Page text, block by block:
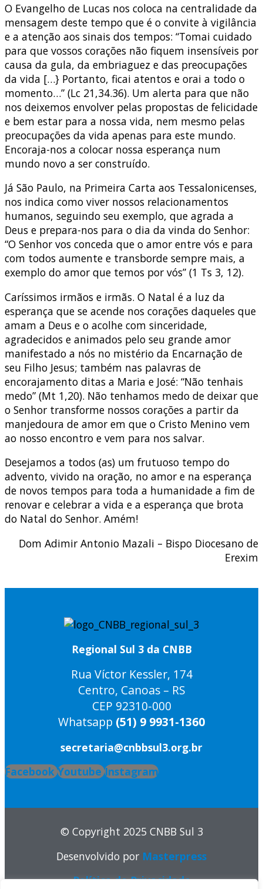
O Evangelho de Lucas nos coloca na centralidade da
mensagem deste tempo que é o convite à vigilância
e a atenção aos sinais dos tempos: “Tomai cuidado
para que vossos corações não fiquem insensíveis por
causa da gula, da embriaguez e das preocupações
da vida […} Portanto, ficai atentos e orai a todo o
momento…” (Lc 21,34.36). Um alerta para que não
nos deixemos envolver pelas propostas de felicidade
e bem estar para a nossa vida, nem mesmo pelas
preocupações da vida apenas para este mundo.
Encoraja-nos a colocar nossa esperança num
mundo novo a ser construído.
Já São Paulo, na Primeira Carta aos Tessalonicenses,
nos indica como viver nossos relacionamentos
humanos, seguindo seu exemplo, que agrada a
Deus e prepara-nos para o dia da vinda do Senhor:
“O Senhor vos conceda que o amor entre vós e para
com todos aumente e transborde sempre mais, a
exemplo do amor que temos por vós” (1 Ts 3, 12).
Caríssimos irmãos e irmãs. O Natal é a luz da
esperança que se acende nos corações daqueles que
amam a Deus e o acolhe com sinceridade,
agradecidos e animados pelo seu grande amor
manifestado a nós no mistério da Encarnação de
seu Filho Jesus; também nas palavras de
encorajamento ditas a Maria e José: “Não tenhais
medo” (Mt 1,20). Não tenhamos medo de deixar que
o Senhor transforme nossos corações a partir da
manjedoura de amor em que o Cristo Menino vem
ao nosso encontro e vem para nos salvar.
Desejamos a todos (as) um frutuoso tempo do
advento, vivido na oração, no amor e na esperança
de novos tempos para toda a humanidade a fim de
renovar e celebrar a vida e a esperança que brota
do Natal do Senhor. Amém!
Dom Adimir Antonio Mazali – Bispo Diocesano de
Erexim
Regional Sul 3 da CNBB
Rua Víctor Kessler, 174
Centro, Canoas – RS
CEP 92310-000
Whatsapp (51) 9 9931-1360
secretaria@cnbbsul3.org.br
Facebook Youtube Instagram
© Copyright 2025 CNBB Sul 3
Desenvolvido por Masterpress
Política de Privacidade